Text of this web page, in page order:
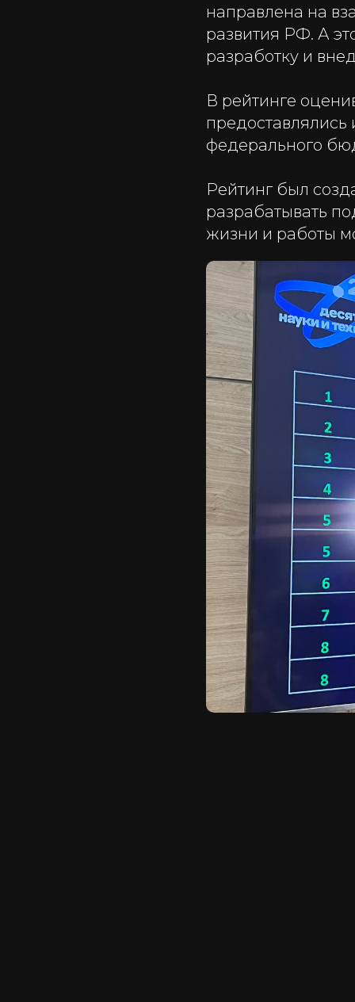
направлена на
развития РФ. А
разработку и
В рейтинге
предоставлялись
федерального
Рейтинг был
разрабатывать
жизни и работы